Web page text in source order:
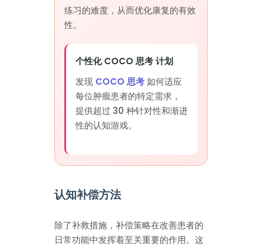
练习的难度，从而优化康复的有效
性。
个性化 COCO 思考 计划
发现 COCO 思考如何适应
每位肿瘤患者的特定需求，
提供超过 30 种针对性和渐进
性的认知游戏。
认知补偿方法
除了补救措施，补偿策略在改善患者的
日常功能中发挥着至关重要的作用。这